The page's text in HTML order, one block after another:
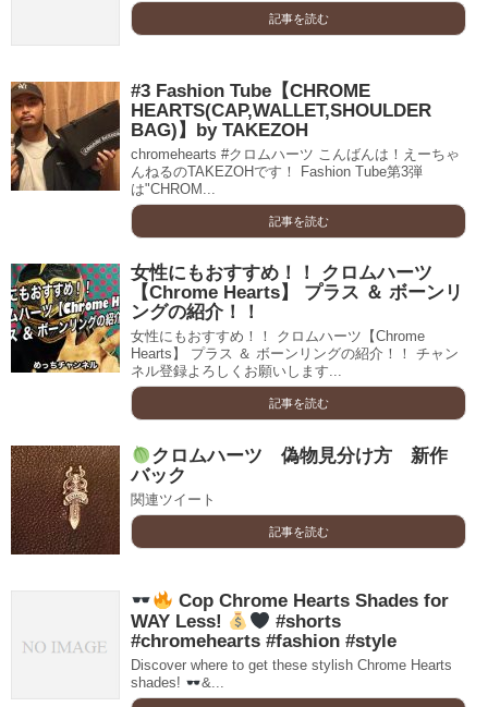
記事を読む
#3 Fashion Tube【CHROME
HEARTS(CAP,WALLET,SHOULDER
BAG)】by TAKEZOH
chromehearts #クロムハーツ こんばんは！えーちゃ
んねるのTAKEZOHです！ Fashion Tube第3弾
は"CHROM...
記事を読む
女性にもおすすめ！！ クロムハーツ
【Chrome Hearts】 プラス ＆ ボーンリ
ングの紹介！！
女性にもおすすめ！！ クロムハーツ【Chrome
Hearts】 プラス ＆ ボーンリングの紹介！！ チャン
ネル登録よろしくお願いします...
記事を読む
クロムハーツ 偽物見分け方 新作
バック
関連ツイート
記事を読む
Cop Chrome Hearts Shades for
WAY Less!
#shorts
#chromehearts #fashion #style
Discover where to get these stylish Chrome Hearts
shades!
&...